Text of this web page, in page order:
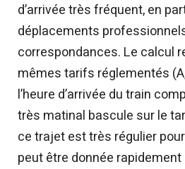
d’arrivée très fréquent, en
déplacements
correspondances. Le calcul
mêmes tarifs réglementés (A,
l’heure d’arrivée du train
très matinal bascule sur le
ce trajet est très régulier
peut être donnée